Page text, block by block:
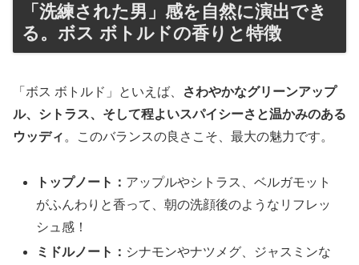
「洗練された男」感を自然に演出でき
る。ボス ボトルドの香りと特徴
「ボス ボトルド」といえば、
さわやかなグリーンアップ
ル、シトラス、そして程よいスパイシーさと温かみのある
ウッディ。このバランスの良さこそ、最大の魅力です。
トップノート： アップルやシトラス、ベルガモット
がふんわりと香って、朝の洗顔後のようなリフレッ
シュ感！
ミドルノート： シナモンやナツメグ、ジャスミンな